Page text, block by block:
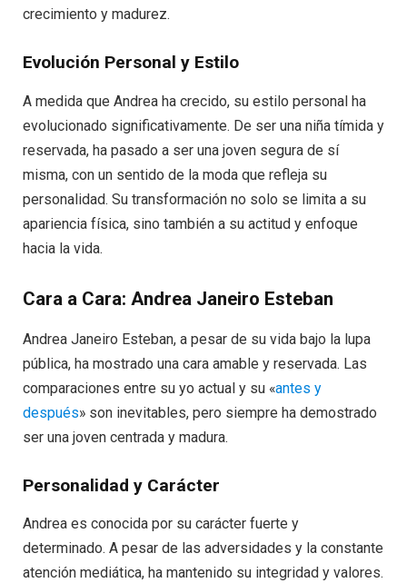
crecimiento y madurez.
Evolución Personal y Estilo
A medida que Andrea ha crecido, su estilo personal ha
evolucionado significativamente. De ser una niña tímida y
reservada, ha pasado a ser una joven segura de sí
misma, con un sentido de la moda que refleja su
personalidad. Su transformación no solo se limita a su
apariencia física, sino también a su actitud y enfoque
hacia la vida.
Cara a Cara: Andrea Janeiro Esteban
Andrea Janeiro Esteban, a pesar de su vida bajo la lupa
pública, ha mostrado una cara amable y reservada. Las
comparaciones entre su yo actual y su «antes y
después» son inevitables, pero siempre ha demostrado
ser una joven centrada y madura.
Personalidad y Carácter
Andrea es conocida por su carácter fuerte y
determinado. A pesar de las adversidades y la constante
atención mediática, ha mantenido su integridad y valores.